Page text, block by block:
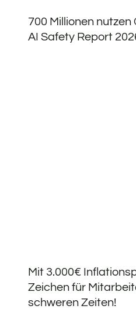
700 Millionen nutzen
AI Safety Report
Mit 3.000€
Zeichen für
schweren Zeiten!